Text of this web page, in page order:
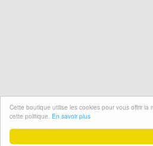
Cette boutique utilise les cookies pour vous offrir
cette politique. En savoir plus